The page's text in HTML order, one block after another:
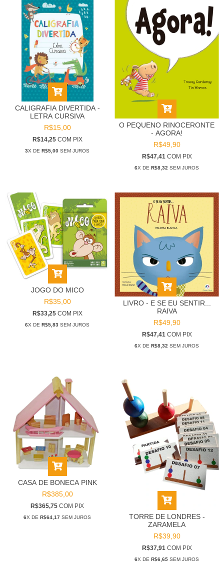
CALIGRAFIA DIVERTIDA -
LETRA CURSIVA
R$15,00
R$14,25 COM PIX
3X DE R$5,00 SEM JUROS
O PEQUENO RINOCERONTE
- AGORA!
R$49,90
R$47,41 COM PIX
6X DE R$8,32 SEM JUROS
JOGO DO MICO
R$35,00
R$33,25 COM PIX
6X DE R$5,83 SEM JUROS
LIVRO - E SE EU SENTIR...
RAIVA
R$49,90
R$47,41 COM PIX
6X DE R$8,32 SEM JUROS
CASA DE BONECA PINK
R$385,00
R$365,75 COM PIX
6X DE R$64,17 SEM JUROS
TORRE DE LONDRES -
ZARAMELA
R$39,90
R$37,91 COM PIX
6X DE R$6,65 SEM JUROS